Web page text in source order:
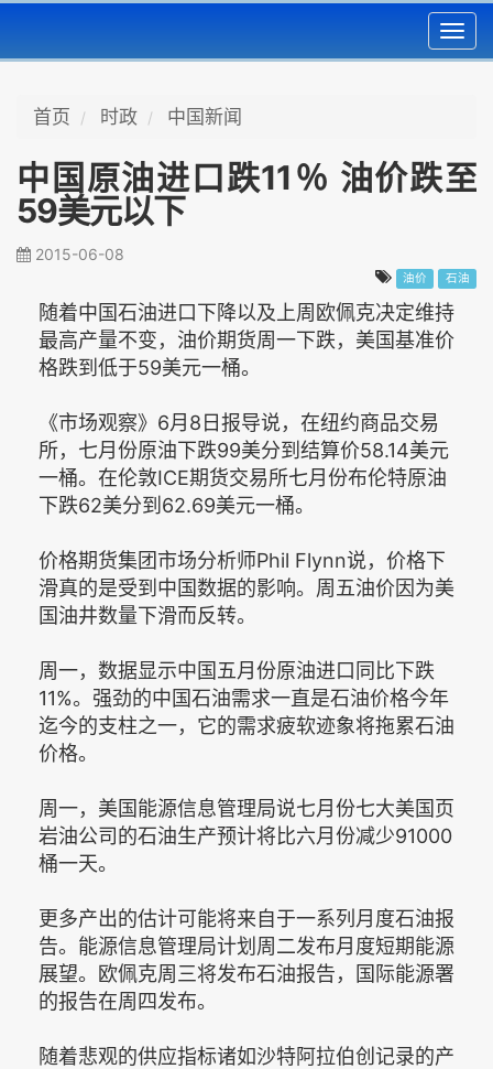
首页 时政 中国新闻
中国原油进口跌11％ 油价跌至
59美元以下
2015-06-08
油价 石油
随着中国石油进口下降以及上周欧佩克决定维持
最高产量不变，油价期货周一下跌，美国基准价
格跌到低于59美元一桶。
《市场观察》6月8日报导说，在纽约商品交易
所，七月份原油下跌99美分到结算价58.14美元
一桶。在伦敦ICE期货交易所七月份布伦特原油
下跌62美分到62.69美元一桶。
价格期货集团市场分析师Phil Flynn说，价格下
滑真的是受到中国数据的影响。周五油价因为美
国油井数量下滑而反转。
周一，数据显示中国五月份原油进口同比下跌
11%。强劲的中国石油需求一直是石油价格今年
迄今的支柱之一，它的需求疲软迹象将拖累石油
价格。
周一，美国能源信息管理局说七月份七大美国页
岩油公司的石油生产预计将比六月份减少91000
桶一天。
更多产出的估计可能将来自于一系列月度石油报
告。能源信息管理局计划周二发布月度短期能源
展望。欧佩克周三将发布石油报告，国际能源署
的报告在周四发布。
随着悲观的供应指标诸如沙特阿拉伯创记录的产